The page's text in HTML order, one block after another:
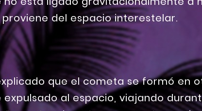
del espacio interestelar.
que el cometa se formó en
al espacio, viajando